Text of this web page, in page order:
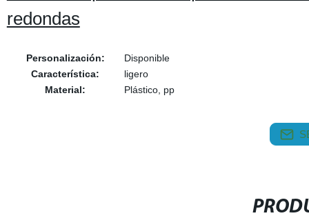
redondas
Personalización:
Disponible
Característica:
ligero
Material:
Plástico, pp